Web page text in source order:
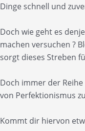
Dinge schnell und
Doch wie geht es
machen versuchen ?
sorgt dieses Streben
Doch immer der
von Perfektionismus
Kommt dir hiervon